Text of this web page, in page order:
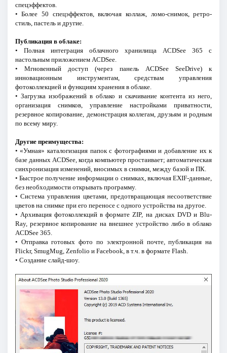
спецэффектов.
• Более 50 спецэффектов, включая коллаж, ломо-снимок, ретро-
стиль, пастель и другие.
Публикация в облаке:
• Полная интеграция облачного хранилища ACDSee 365 с
настольным приложением ACDSee.
• Мгновенный доступ (через панель ACDSee SeeDrive) к
инновационным инструментам, средствам управления
фотоколлекцией и функциям хранения в облаке.
• Загрузка изображений в облако и скачивание контента из него,
организация снимков, управление настройками приватности,
резервное копирование, демонстрация коллегам, друзьям и родным
по всему миру.
Другие преимущества:
• «Умная» каталогизация папок с фотографиями и добавление их к
базе данных ACDSee, когда компьютер простаивает; автоматическая
синхронизация изменений, вносимых в снимки, между базой и ПК.
• Быстрое получение информации о снимках, включая EXIF-данные,
без необходимости открывать программу.
• Система управления цветами, предотвращающая несоответствие
цветов на снимке при его переносе с одного устройства на другое.
• Архивация фотоколлекций в формате ZIP, на дисках DVD и Blu-
Ray, резервное копирование на внешнее устройство либо в облако
ACDSee 365.
• Отправка готовых фото по электронной почте, публикация на
Flickr, SmugMug, Zenfolio и Facebook, в т.ч. в формате Flash.
• Создание слайд-шоу.